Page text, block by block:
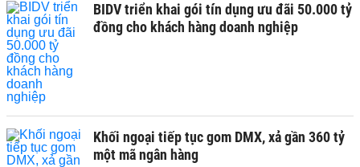
BIDV triển khai gói tín dụng ưu đãi 50.000 tỷ
đồng cho khách hàng doanh nghiệp
Khối ngoại tiếp tục gom DMX, xả gần 360 tỷ
một mã ngân hàng